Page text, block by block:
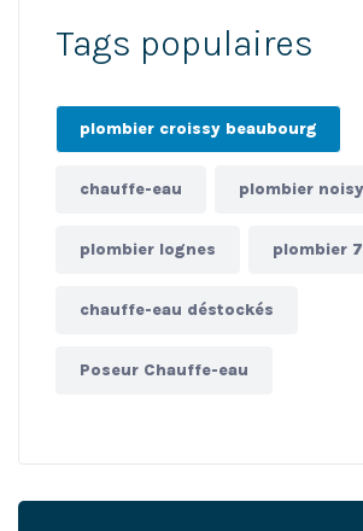
Tags populaires
plombier croissy beaubourg
chauffe-eau plombier
plombier lognes plombier
chauffe-eau déstockés
Poseur Chauffe-eau